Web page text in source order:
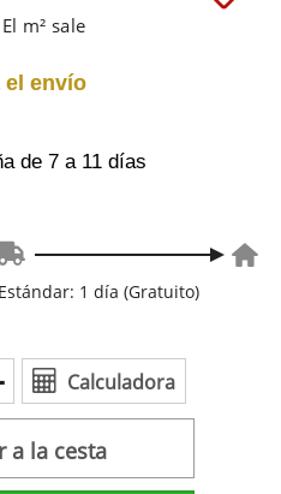
El m² sale
el envío
de 7 a 11 días
Estándar: 1 día (Gratuito)
Calculadora
a la cesta